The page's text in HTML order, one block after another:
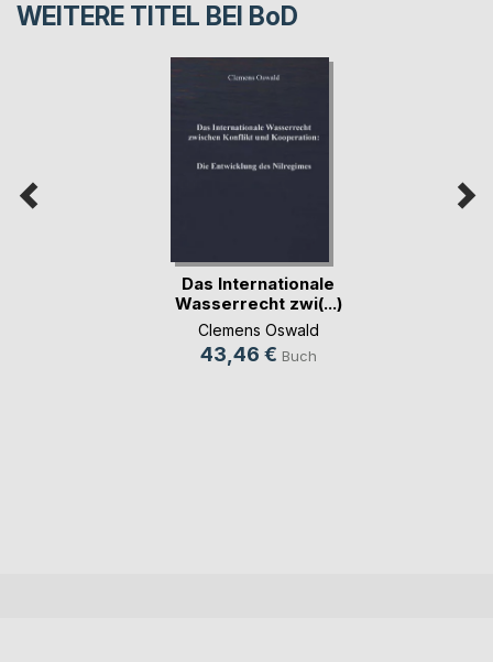
WEITERE TITEL BEI BoD
Das Internationale
Wasserrecht zwi(...)
Clemens Oswald
43,46 € Buch